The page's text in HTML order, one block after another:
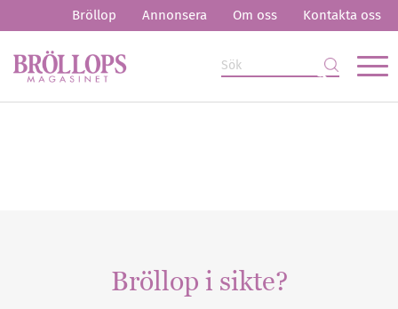
Bröllop Annonsera Om oss Kontakta oss
Bröllop i sikte?